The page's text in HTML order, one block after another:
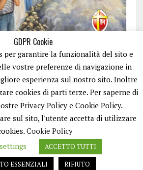
GDPR Cookie
per garantire la funzionalità del sito e
vostre preferenze di navigazione in
esperienza sul nostro sito. Inoltre
cookies di parti terze. Per saperne di
Privacy Policy e Cookie Policy.
sul sito, l'utente accetta di utilizzare
Cookie Policy
ACCETTO TUTTI
ESSENZIALI
RIFIUTO